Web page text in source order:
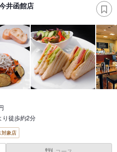
井函館店
り徒歩約2分
対象店